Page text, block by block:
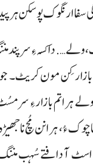
سفا ارنگوک پوسکن ہر
ولے…. دا کسہ ءِ سرپند
بازار کِن مون
بازار ءِ سر مسُٹ
ءُ، ہرانن مُچ نا
اسٹ آ دافتے سُہب